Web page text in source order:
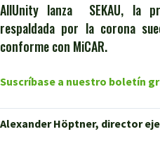
AllUnity lanza SEKAU, la
respaldada por la corona
conforme con MiCAR.
Suscríbase a nuestro boletín
Alexander Höptner, director